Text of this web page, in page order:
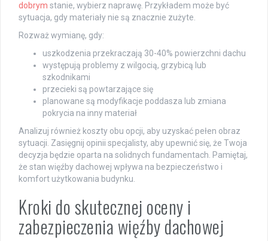
dobrym stanie, wybierz naprawę. Przykładem może być
sytuacja, gdy materiały nie są znacznie zużyte.
Rozważ wymianę, gdy:
uszkodzenia przekraczają 30-40% powierzchni dachu
występują problemy z wilgocią, grzybicą lub
szkodnikami
przecieki są powtarzające się
planowane są modyfikacje poddasza lub zmiana
pokrycia na inny materiał
Analizuj również koszty obu opcji, aby uzyskać pełen obraz
sytuacji. Zasięgnij opinii specjalisty, aby upewnić się, że Twoja
decyzja będzie oparta na solidnych fundamentach. Pamiętaj,
że stan więźby dachowej wpływa na bezpieczeństwo i
komfort użytkowania budynku.
Kroki do skutecznej oceny i
zabezpieczenia więźby dachowej